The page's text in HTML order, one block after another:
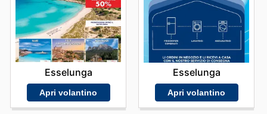
Esselunga
Apri volantino
Esselunga
Apri volantino